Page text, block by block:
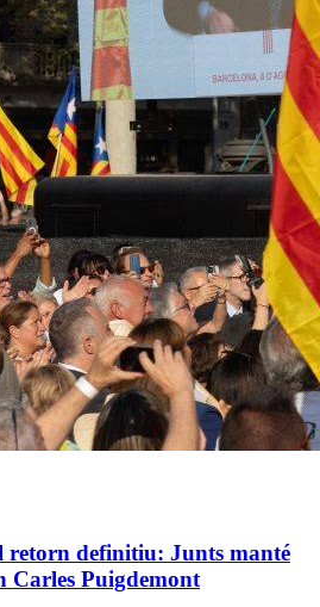
retorn definitiu: Junts manté
Carles Puigdemont